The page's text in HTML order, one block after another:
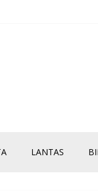
LANTAS